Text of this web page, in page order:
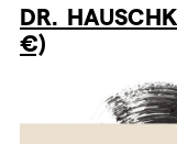
DR.
€)